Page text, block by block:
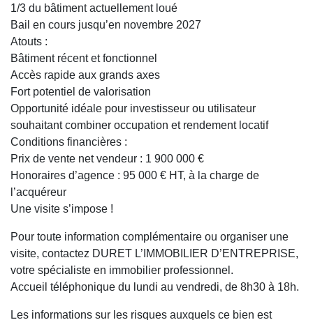
1/3 du bâtiment actuellement loué
Bail en cours jusqu’en novembre 2027
Atouts :
Bâtiment récent et fonctionnel
Accès rapide aux grands axes
Fort potentiel de valorisation
Opportunité idéale pour investisseur ou utilisateur
souhaitant combiner occupation et rendement locatif
Conditions financières :
Prix de vente net vendeur : 1 900 000 €
Honoraires d’agence : 95 000 € HT, à la charge de
l’acquéreur
Une visite s’impose !
Pour toute information complémentaire ou organiser une
visite, contactez DURET L’IMMOBILIER D’ENTREPRISE,
votre spécialiste en immobilier professionnel.
Accueil téléphonique du lundi au vendredi, de 8h30 à 18h.
Les informations sur les risques auxquels ce bien est